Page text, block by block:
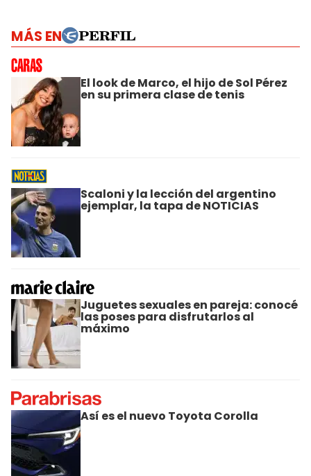
MÁS EN
El look de Marco, el hijo de Sol Pérez
en su primera clase de tenis
Scaloni y la lección del argentino
ejemplar, la tapa de NOTICIAS
Juguetes sexuales en pareja: conocé
las poses para disfrutarlos al
máximo
Así es el nuevo Toyota Corolla